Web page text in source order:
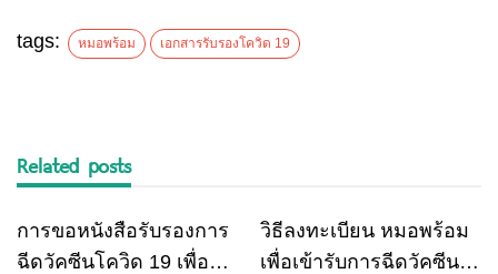
tags: หมอพร้อม เอกสารรับรองโควิด 19
Related posts
Other
การขอหนังสือรับรองการ
ฉีดวัคซีนโควิด 19 เพื่อ
IT News
วิธีลงทะเบียน หมอพร้อม
เพื่อเข้ารับการฉีดวัคซีน